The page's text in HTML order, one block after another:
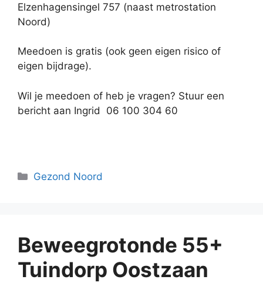
Elzenhagensingel 757 (naast metrostation
Noord)
Meedoen is gratis (ook geen eigen risico of
eigen bijdrage).
Wil je meedoen of heb je vragen? Stuur een
bericht aan Ingrid 06 100 304 60
Categorieën
Gezond Noord
Beweegrotonde 55+
Tuindorp Oostzaan